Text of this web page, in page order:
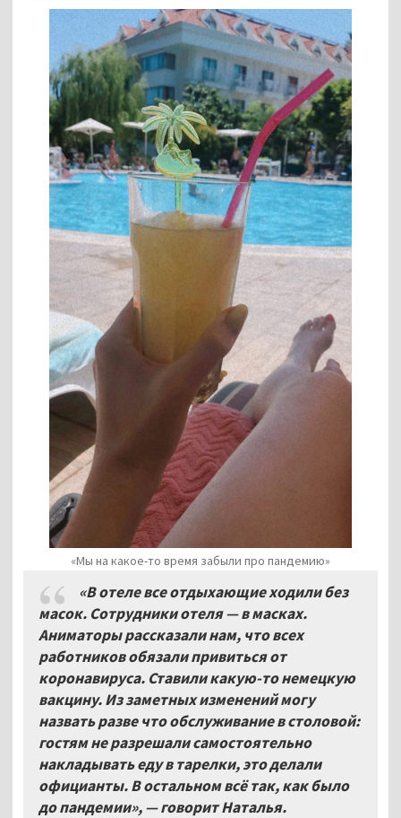
«Мы на какое-то время забыли про пандемию»
«В отеле все отдыхающие ходили без
масок. Сотрудники отеля — в масках.
Аниматоры рассказали нам, что всех
работников обязали привиться от
коронавируса. Ставили какую-то немецкую
вакцину. Из заметных изменений могу
назвать разве что обслуживание в столовой:
гостям не разрешали самостоятельно
накладывать еду в тарелки, это делали
официанты. В остальном всё так, как было
до пандемии», — говорит Наталья.